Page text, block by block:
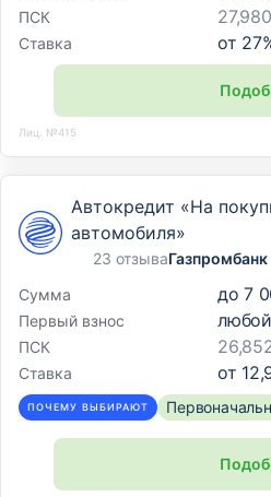
ПСК
Ставка от 27
Лиц. №415
Автокредит «На
автомобиля»
23 отзываГазпромбанк
Сумма
до 7
Первый взнос любой
ПСК
Ставка от
ПОЧЕМУ ВЫБИРАЮТ